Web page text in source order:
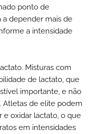
ponto de
a depender mais de
a intensidade
Misturas com
de lactato, que
importante, e não
Atletas de elite podem
e oxidar lactato, o que
em intensidades